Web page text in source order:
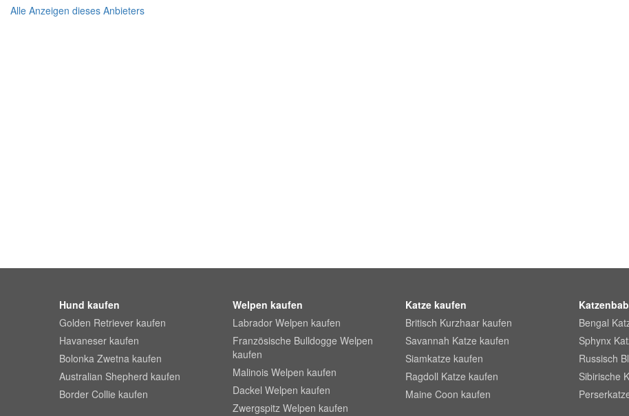
Alle Anzeigen dieses Anbieters
Hund kaufen
Golden Retriever kaufen
Havaneser kaufen
Bolonka Zwetna kaufen
Australian Shepherd kaufen
Border Collie kaufen
Welpen kaufen
Labrador Welpen kaufen
Französische Bulldogge Welpen
kaufen
Malinois Welpen kaufen
Dackel Welpen kaufen
Zwergspitz Welpen kaufen
Katze kaufen
Britisch Kurzhaar kaufen
Savannah Katze kaufen
Siamkatze kaufen
Ragdoll Katze kaufen
Maine Coon kaufen
Bengal
Sphynx
Russisch
Sibirische